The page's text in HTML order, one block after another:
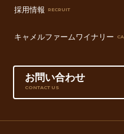
採用情報 RECRUIT
キャメルファームワイナリー
お問い合わせ
CONTACT US